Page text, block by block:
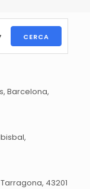
CERCA
Barcelona,
43201